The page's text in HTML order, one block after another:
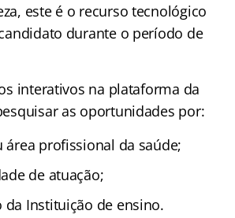
este é o recurso tecnológico
durante o período de
interativos na plataforma da
as oportunidades por:
área profissional da saúde;
de atuação;
da Instituição de ensino.